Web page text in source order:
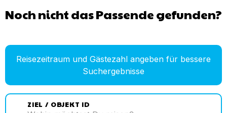
Noch nicht das Passende gefunden?
Reisezeitraum und Gästezahl angeben für bessere
Suchergebnisse
ZIEL / OBJEKT ID